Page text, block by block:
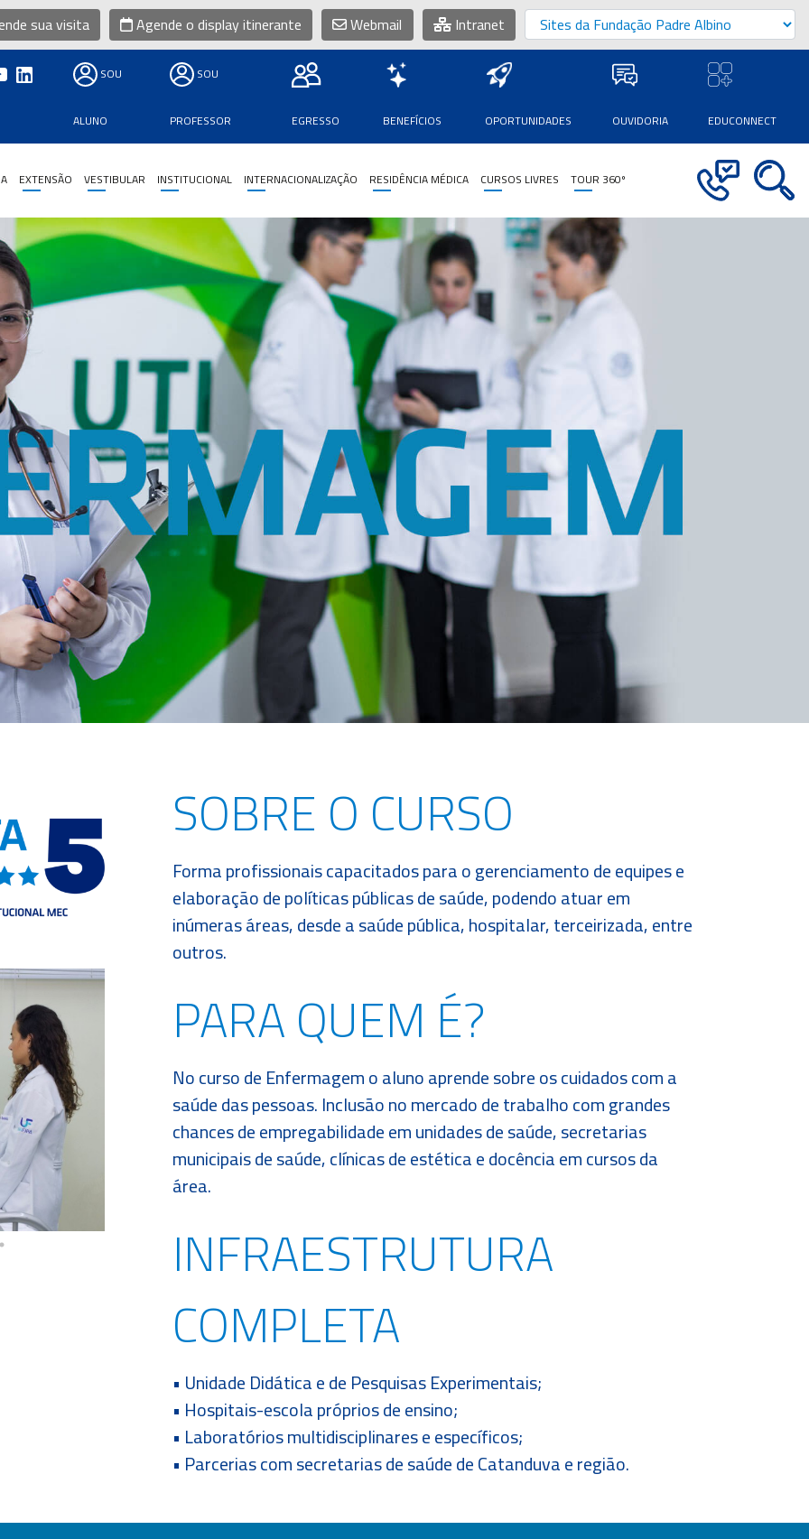
sua visita Agende o display itinerante Webmail Intranet
SOU
ALUNO
SOU
PROFESSOR EGRESSO BENEFÍCIOS OPORTUNIDADES OUVIDORIA EDUCONNECT
EXTENSÃO VESTIBULAR INSTITUCIONAL INTERNACIONALIZAÇÃO RESIDÊNCIA MÉDICA CURSOS LIVRES TOUR 360º
SOBRE O CURSO
Forma profissionais capacitados para o gerenciamento de equipes e
elaboração de políticas públicas de saúde, podendo atuar em
inúmeras áreas, desde a saúde pública, hospitalar, terceirizada, entre
outros.
PARA QUEM É?
No curso de Enfermagem o aluno aprende sobre os cuidados com a
saúde das pessoas. Inclusão no mercado de trabalho com grandes
chances de empregabilidade em unidades de saúde, secretarias
municipais de saúde, clínicas de estética e docência em cursos da
área.
INFRAESTRUTURA
COMPLETA
• Unidade Didática e de Pesquisas Experimentais;
• Hospitais-escola próprios de ensino;
• Laboratórios multidisciplinares e específicos;
• Parcerias com secretarias de saúde de Catanduva e região.